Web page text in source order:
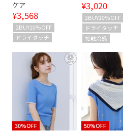
ケア
¥3,568
2BUY10%OFF
ドライタッチ
¥3,020
2BUY10%OFF
ドライタッチ
接触冷感
30%OFF 50%OFF